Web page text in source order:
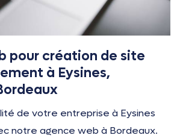
pour création de site
à Eysines,
de votre entreprise à Eysines
notre agence web à Bordeaux.